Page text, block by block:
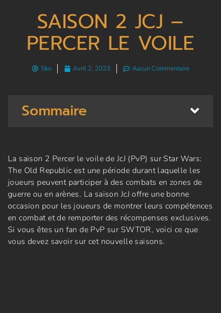
SAISON 2 JCJ –
PERCER LE VOILE
Sko Avril 2, 2023 Aucun Commentaire
Sommaire
La saison 2 Percer le voile de JcJ (PvP) sur Star Wars:
The Old Republic est une période durant laquelle les
joueurs peuvent participer à des combats en zones de
guerre ou en arènes. La saison JcJ offre une bonne
occasion pour les joueurs de montrer leurs compétences
en combat et de remporter des récompenses exclusives.
Si vous êtes un fan de PvP sur SWTOR, voici ce que
vous devez savoir sur cet nouvelle saisons.